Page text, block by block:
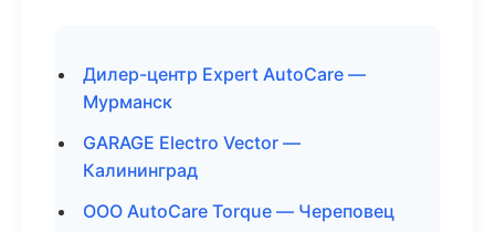
Дилер-центр Expert AutoCare —
Мурманск
GARAGE Electro Vector —
Калининград
ООО AutoCare Torque — Череповец